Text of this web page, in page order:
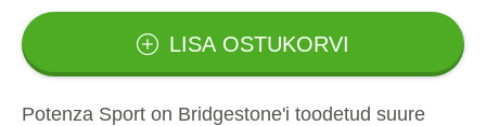
LISA OSTUKORVI
Potenza Sport on Bridgestone'i toodetud suure